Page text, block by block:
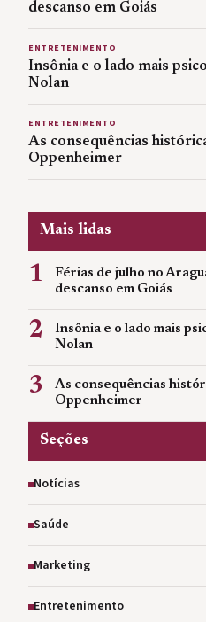
descanso em Goiás
ENTRETENIMENTO
Insônia e o lado mais
Nolan
ENTRETENIMENTO
As consequências
Oppenheimer
Mais lidas
1
Férias de julho no
descanso em Goiás
2
Insônia e o lado mais
Nolan
3
As consequências
Oppenheimer
Seções
Notícias
Saúde
Marketing
Entretenimento